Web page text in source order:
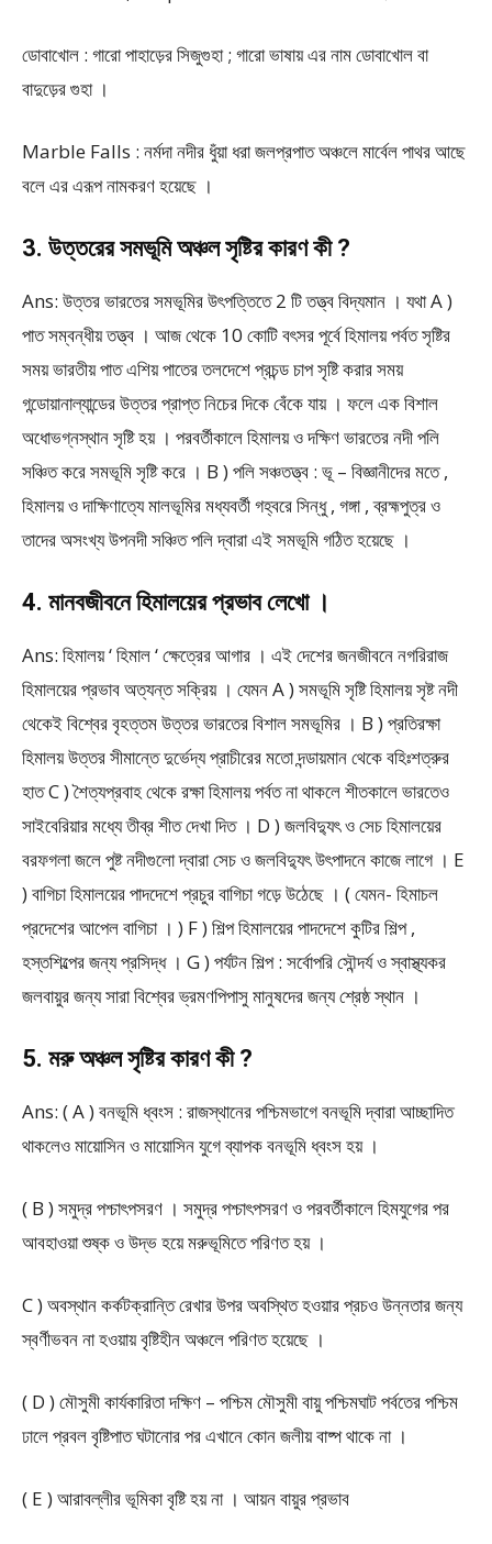
ডোবাখোল : গারো পাহাড়ের সিজুগুহা ; গারো ভাষায় এর নাম ডোবাখোল বা
বাদুড়ের গুহা ।
Marble Falls : নর্মদা নদীর ধুঁয়া ধরা জলপ্রপাত অঞ্চলে মার্বেল পাথর আছে
বলে এর এরূপ নামকরণ হয়েছে ।
3. উত্তরের সমভূমি অঞ্চল সৃষ্টির কারণ কী ?
Ans: উত্তর ভারতের সমভূমির উৎপত্তিতে 2 টি তত্ত্ব বিদ্যমান । যথা A )
পাত সম্বন্ধীয় তত্ত্ব । আজ থেকে 10 কোটি বৎসর পূর্বে হিমালয় পর্বত সৃষ্টির
সময় ভারতীয় পাত এশিয় পাতের তলদেশে প্রচন্ড চাপ সৃষ্টি করার সময়
গন্ডোয়ানাল্যান্ডের উত্তর প্রাপ্ত নিচের দিকে বেঁকে যায় । ফলে এক বিশাল
অধোভগ্নস্থান সৃষ্টি হয় । পরবর্তীকালে হিমালয় ও দক্ষিণ ভারতের নদী পলি
সঞ্চিত করে সমভূমি সৃষ্টি করে । B ) পলি সঞ্চতত্ত্ব : ভূ – বিজ্ঞানীদের মতে ,
হিমালয় ও দাক্ষিণাত্যে মালভূমির মধ্যবর্তী গহ্বরে সিন্ধু , গঙ্গা , ব্রহ্মপুত্র ও
তাদের অসংখ্য উপনদী সঞ্চিত পলি দ্বারা এই সমভূমি গঠিত হয়েছে ।
4. মানবজীবনে হিমালয়ের প্রভাব লেখো ।
Ans: হিমালয় ‘ হিমাল ‘ ক্ষেত্রের আগার । এই দেশের জনজীবনে নগরিরাজ
হিমালয়ের প্রভাব অত্যন্ত সক্রিয় । যেমন A ) সমভূমি সৃষ্টি হিমালয় সৃষ্ট নদী
থেকেই বিশ্বের বৃহত্তম উত্তর ভারতের বিশাল সমভূমির । B ) প্রতিরক্ষা
হিমালয় উত্তর সীমান্তে দুর্ভেদ্য প্রাচীরের মতো দন্ডায়মান থেকে বহিঃশত্রুর
হাত C ) শৈত্যপ্রবাহ থেকে রক্ষা হিমালয় পর্বত না থাকলে শীতকালে ভারতেও
সাইবেরিয়ার মধ্যে তীব্র শীত দেখা দিত । D ) জলবিদ্যুৎ ও সেচ হিমালয়ের
বরফগলা জলে পুষ্ট নদীগুলো দ্বারা সেচ ও জলবিদ্যুৎ উৎপাদনে কাজে লাগে । E
) বাগিচা হিমালয়ের পাদদেশে প্রচুর বাগিচা গড়ে উঠেছে । ( যেমন- হিমাচল
প্রদেশের আপেল বাগিচা । ) F ) শিল্প হিমালয়ের পাদদেশে কুটির শিল্প ,
হস্তশিল্পের জন্য প্রসিদ্ধ । G ) পর্যটন শিল্প : সর্বোপরি সৌন্দর্য ও স্বাস্থ্যকর
জলবায়ুর জন্য সারা বিশ্বের ভ্রমণপিপাসু মানুষদের জন্য শ্রেষ্ঠ স্থান ।
5. মরু অঞ্চল সৃষ্টির কারণ কী ?
Ans: ( A ) বনভূমি ধ্বংস : রাজস্থানের পশ্চিমভাগে বনভূমি দ্বারা আচ্ছাদিত
থাকলেও মায়োসিন ও মায়োসিন যুগে ব্যাপক বনভূমি ধ্বংস হয় ।
( B ) সমুদ্র পশ্চাৎপসরণ । সমুদ্র পশ্চাৎপসরণ ও পরবর্তীকালে হিমযুগের পর
আবহাওয়া শুষ্ক ও উদ্ভ হয়ে মরুভূমিতে পরিণত হয় ।
C ) অবস্থান কর্কটক্রান্তি রেখার উপর অবস্থিত হওয়ার প্রচও উন্নতার জন্য
স্বর্ণীভবন না হওয়ায় বৃষ্টিহীন অঞ্চলে পরিণত হয়েছে ।
( D ) মৌসুমী কার্যকারিতা দক্ষিণ – পশ্চিম মৌসুমী বায়ু পশ্চিমঘাট পর্বতের পশ্চিম
ঢালে প্রবল বৃষ্টিপাত ঘটানোর পর এখানে কোন জলীয় বাষ্প থাকে না ।
( E ) আরাবল্লীর ভূমিকা বৃষ্টি হয় না । আয়ন বায়ুর প্রভাব